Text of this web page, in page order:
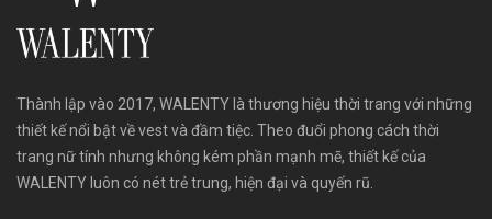
Thành lập vào 2017, WALENTY là thương hiệu thời trang với những
thiết kế nổi bật về vest và đầm tiệc. Theo đuổi phong cách thời
trang nữ tính nhưng không kém phần mạnh mẽ, thiết kế của
WALENTY luôn có nét trẻ trung, hiện đại và quyến rũ.